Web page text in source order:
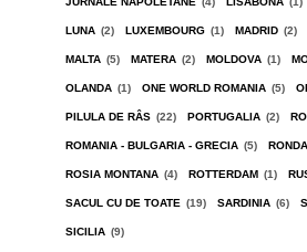
LUNA (2) LUXEMBOURG (1) MADRID (2)
MALTA (5) MATERA (2) MOLDOVA (1)
OLANDA (1) ONE WORLD ROMANIA (5)
PILULA DE RÂS (22) PORTUGALIA (2)
ROMANIA - BULGARIA - GRECIA (5) RONDA
ROSIA MONTANA (4) ROTTERDAM (1)
SACUL CU DE TOATE (19) SARDINIA (6)
SICILIA (9)